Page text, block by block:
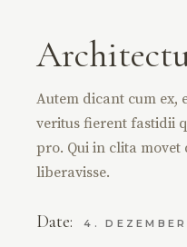
Autem dicant cum ex,
veritus fierent fastidii
pro. Qui in clita movet
liberavisse.
Date: 4.